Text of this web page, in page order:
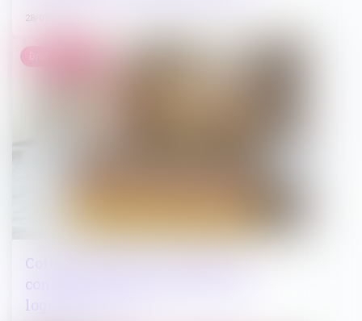
28/07/2026
Cotisations 2026 : un arrêté qui
confirme les règles applicables au
logement social